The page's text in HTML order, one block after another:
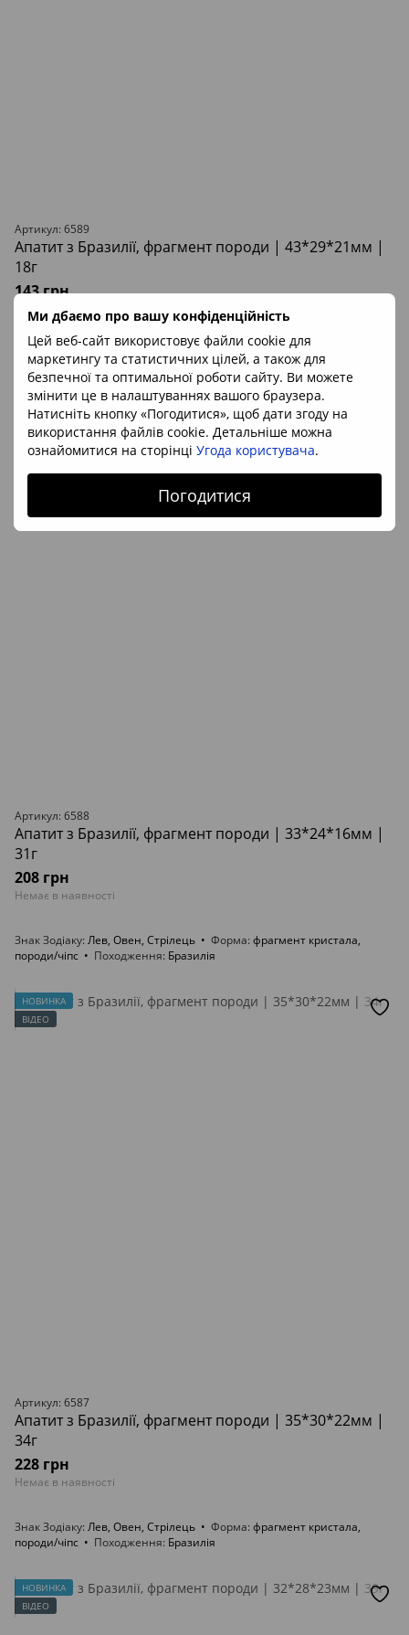
Ми дбаємо про вашу конфіденційність
Цей веб-сайт використовує файли cookie для
маркетингу та статистичних цілей, а також для
безпечної та оптимальної роботи сайту. Ви можете
змінити це в налаштуваннях вашого браузера.
Натисніть кнопку «Погодитися», щоб дати згоду на
використання файлів cookie. Детальніше можна
ознайомитися на сторінці Угода користувача.
Погодитися
Артикул: 6589
Апатит з Бразилії, фрагмент породи | 43*29*21мм |
18г
143 грн
Немає в наявності
Знак Зодіаку Лев, Овен, Стрілець Форма фрагмент кристала,
породи/чіпс
Походження Бразилія
НОВИНКА
ВІДЕО
Артикул: 6588
Апатит з Бразилії, фрагмент породи | 33*24*16мм |
31г
208 грн
Немає в наявності
Знак Зодіаку Лев, Овен, Стрілець Форма фрагмент кристала,
породи/чіпс
Походження Бразилія
НОВИНКА
ВІДЕО
Артикул: 6587
Апатит з Бразилії, фрагмент породи | 35*30*22мм |
34г
228 грн
Немає в наявності
Знак Зодіаку Лев, Овен, Стрілець Форма фрагмент кристала,
породи/чіпс
Походження Бразилія
НОВИНКА
ВІДЕО